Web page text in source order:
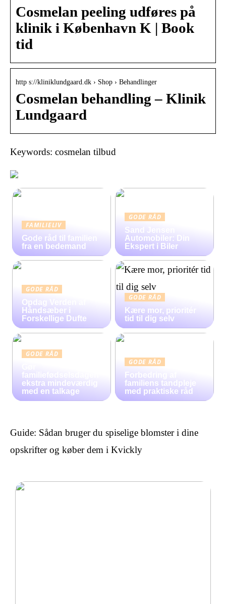
Cosmelan peeling udføres på
klinik i København K | Book
tid
http s://kliniklundgaard.dk › Shop › Behandlinger
Cosmelan behandling – Klinik
Lundgaard
Keywords: cosmelan tilbud
FAMILIELIV
Gode råd til familien
fra en bedemand
GODE RÅD
Sand Jensen
Automobiler: Din
Ekspert i Biler
GODE RÅD
Opdag Verden af
Håndsæber i
Forskellige Dufte
GODE RÅD
Kære mor, prioritér
tid til dig selv
GODE RÅD
familiefødselsdagen
ekstra mindeværdig
med en talkage
GODE RÅD
Forbedring af
familiens tandpleje
med praktiske råd
Guide: Sådan bruger du spiselige blomster i dine
opskrifter og køber dem i Kvickly